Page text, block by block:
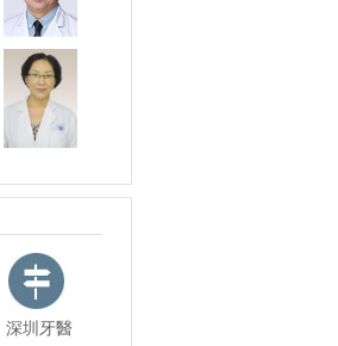
深圳牙醫